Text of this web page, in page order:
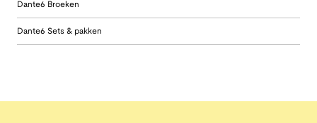
Dante6 Broeken
Dante6 Sets & pakken